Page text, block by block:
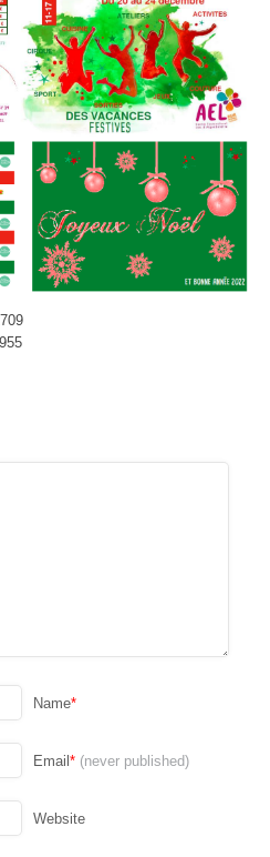
Name*
Email * (never published)
Website